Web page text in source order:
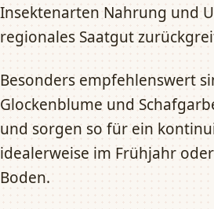
Insektenarten Nahrung und
regionales Saatgut
Besonders empfehlenswert
Glockenblume und
und sorgen so für ein
idealerweise im Frühjahr
Boden.